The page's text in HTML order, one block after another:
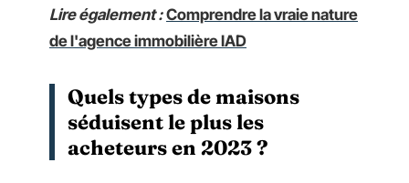
Lire également : Comprendre la vraie nature
de l'agence immobilière IAD
Quels types de maisons
séduisent le plus les
acheteurs en 2023 ?